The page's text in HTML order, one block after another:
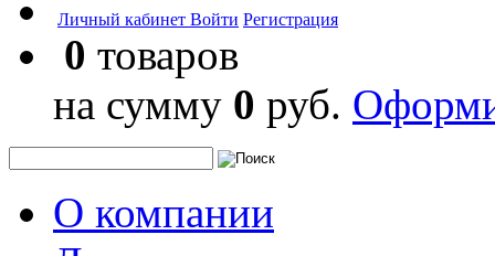
Личный кабинет Войти Регистрация
0 товаров
на сумму 0 руб.
О компании